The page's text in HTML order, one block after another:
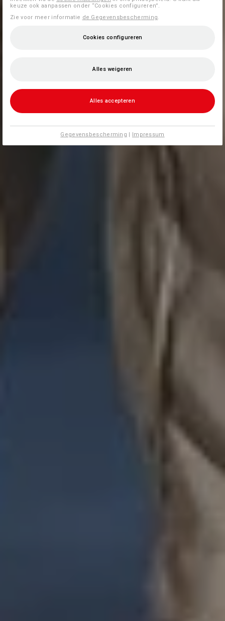
keuze ook aanpassen onder “Cookies configureren”.
Zie voor meer informatie de Gegevensbescherming.
Cookies configureren
Alles weigeren
Alles accepteren
Gegevensbescherming | Impressum